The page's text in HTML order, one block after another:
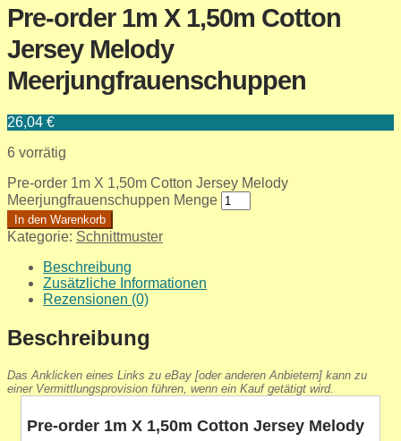
Pre-order 1m X 1,50m Cotton
Jersey Melody
Meerjungfrauenschuppen
26,04 €
6 vorrätig
Pre-order 1m X 1,50m Cotton Jersey Melody
Meerjungfrauenschuppen Menge
In den Warenkorb
Kategorie: Schnittmuster
Beschreibung
Zusätzliche Informationen
Rezensionen (0)
Beschreibung
Das Anklicken eines Links zu eBay [oder anderen Anbietern] kann zu
einer Vermittlungsprovision führen, wenn ein Kauf getätigt wird.
Pre-order 1m X 1,50m Cotton Jersey Melody